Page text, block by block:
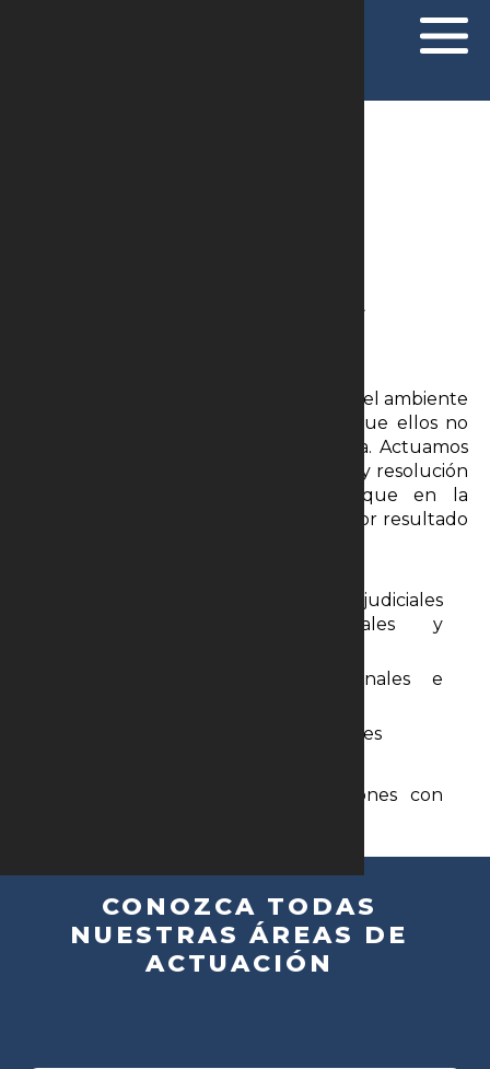
Contencioso estratégico y
Sabemos que los conflictos son parte del ambiente
empresarial, pero también sabemos que ellos no
necesitan convertirse en un problema. Actuamos
de forma estratégica en la prevención y resolución
de disputas, siempre con el enfoque en la
protección de su empresa y en el mejor resultado
Gestión y defensa en procesos judiciales
complejos (civiles, empresariales y
Conducción de arbitrajes nacionales e
Negociación y acuerdos extrajudiciales
Consultoría para toma de decisiones con
CONOZCA TODAS
NUESTRAS ÁREAS DE
ACTUACIÓN